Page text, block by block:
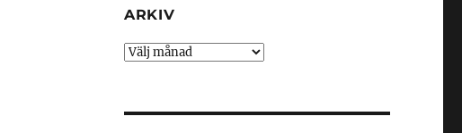
ARKIV
Arkiv